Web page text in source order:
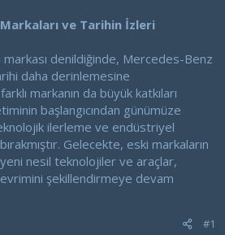
ve Tarihin İzleri
markası denildiğinde, Mercedes-Benz
daha derinlemesine
markanın da büyük katkıları
başlangıcından günümüze
ilerleme ve endüstriyel
Gelecekte, eski markaların
nesil teknolojiler ve araçlar,
şekillendirmeye devam
#1